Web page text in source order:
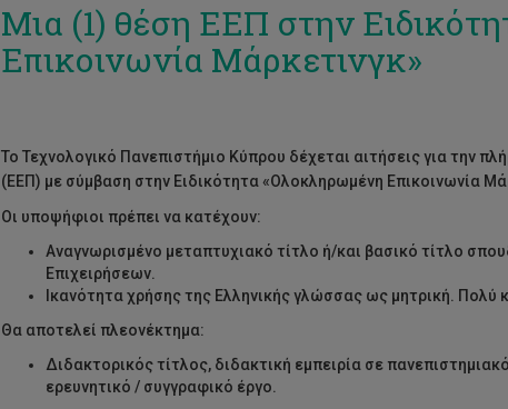
Μια (1) θέση ΕΕΠ στην
Επικοινωνία Μάρκετινγκ»
Το Τεχνολογικό Πανεπιστήμιο Κύπρου δέχεται αιτήσεις για την
(ΕΕΠ) με σύμβαση στην Ειδικότητα «Ολοκληρωμένη Επικοινωνία
Οι υποψήφιοι πρέπει να κατέχουν:
Αναγνωρισμένο μεταπτυχιακό τίτλο ή/και βασικό τίτλο
Επιχειρήσεων.
Ικανότητα χρήσης της Ελληνικής γλώσσας ως μητρική.
Θα αποτελεί πλεονέκτημα:
Διδακτορικός τίτλος, διδακτική εμπειρία σε
ερευνητικό / συγγραφικό έργο.